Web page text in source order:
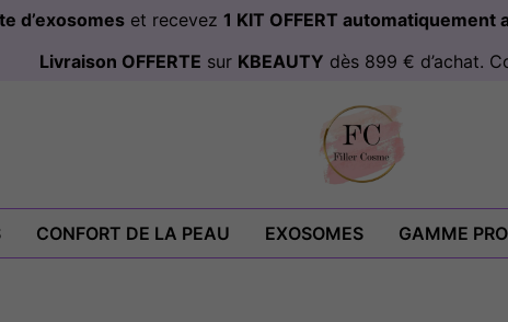
d’exosomeset recevez 1 KIT OFFERT automatiquement
Livraison OFFERTE sur KBEAUTY dès 899 € d’achat.
CONFORT DE LA PEAU EXOSOMES GAMME